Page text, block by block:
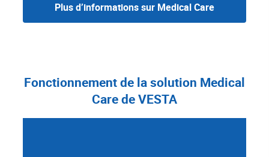
Plus d’informations sur Medical Care
Fonctionnement de la solution Medical
Care de VESTA